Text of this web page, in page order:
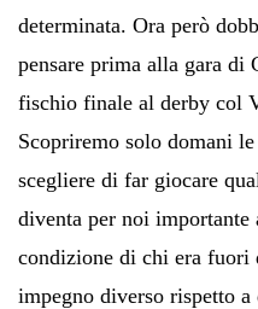
determinata. Ora però
pensare prima alla gara di
fischio finale al derby col
Scopriremo solo domani
scegliere di far giocare
diventa per noi importante
condizione di chi era fuori
impegno diverso rispetto